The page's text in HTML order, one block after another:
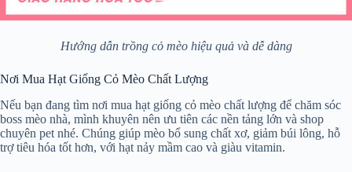
Hướng dẫn trồng cỏ mèo hiệu quả và dễ dàng
Nơi Mua Hạt Giống Cỏ Mèo Chất Lượng
Nếu bạn đang tìm nơi mua hạt giống cỏ mèo chất lượng để chăm sóc
boss mèo nhà, mình khuyên nên ưu tiên các nền tảng lớn và shop
chuyên pet nhé. Chúng giúp mèo bổ sung chất xơ, giảm búi lông, hỗ
trợ tiêu hóa tốt hơn, với hạt nảy mầm cao và giàu vitamin.